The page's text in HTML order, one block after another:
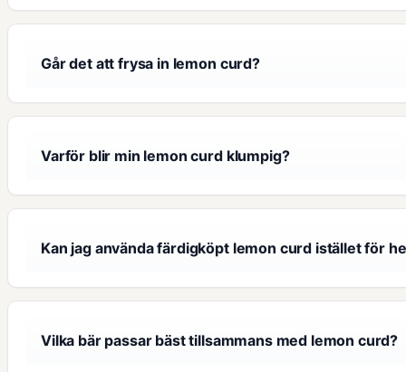
Går det att frysa in lemon curd?
Varför blir min lemon curd klumpig?
Kan jag använda färdigköpt lemon curd istället för
Vilka bär passar bäst tillsammans med lemon curd?